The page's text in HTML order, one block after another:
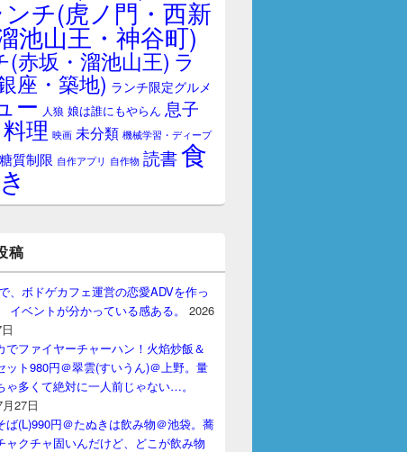
ンチ(虎ノ門・西新
池山王・神谷町)
(赤坂・溜池山王) ラ
座・築地) ランチ限定グルメ
ー 人狼 娘は誰にもやらん 息子
料理 映画 未分類 機械学習・ディープ
糖質制限 自作アプリ 自作物 読書食
稿
、ボドゲカフェ運営の恋愛ADVを作っ
イベントが分かっている感ある。
2026
でファイヤーチャーハン！火焰炒飯＆
ット980円＠翠雲(すいうん)＠上野。量
ゃ多くて絶対に一人前じゃない…。
27日
ば(L)990円＠たぬきは飲み物＠池袋。蕎
ャクチャ固いんだけど、どこが飲み物